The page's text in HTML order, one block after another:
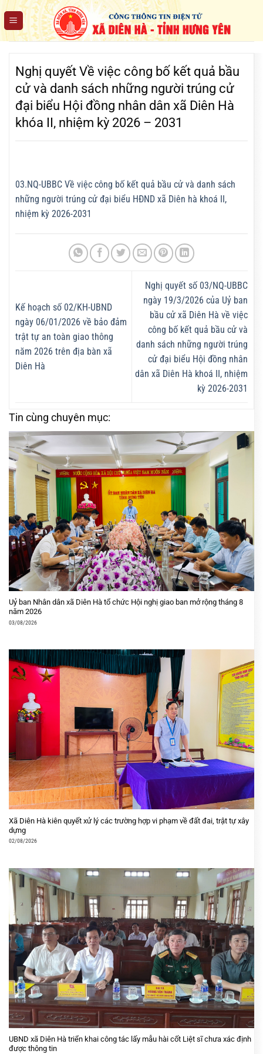
Chuyển
đến
nội
Nghị quyết Về việc công bố kết quả bầu
cử và danh sách những người trúng cử
đại biểu Hội đồng nhân dân xã Diên Hà
khóa II, nhiệm kỳ 2026 – 2031
03.NQ-UBBC Về việc công bố kết quả bầu cử và danh sách
những người trúng cử đại biểu HĐND xã Diên hà khoá II,
nhiệm kỳ 2026-2031
Kế hoạch số 02/KH-UBND
ngày 06/01/2026 về bảo đảm
trật tự an toàn giao thông
năm 2026 trên địa bàn xã
Diên Hà
Nghị quyết số 03/NQ-UBBC
ngày 19/3/2026 của Uỷ ban
bầu cử xã Diên Hà về việc
công bố kết quả bầu cử và
danh sách những người trúng
cử đại biểu Hội đồng nhân
dân xã Diên Hà khoá II, nhiệm
kỳ 2026-2031
Tin cùng chuyên mục:
Uỷ ban Nhân dân xã Diên Hà tổ chức Hội nghị giao ban mở rộng tháng 8
năm 2026
03/08/2026
Xã Diên Hà kiên quyết xử lý các trường hợp vi phạm về đất đai, trật tự xây
dựng
02/08/2026
UBND xã Diên Hà triển khai công tác lấy mẫu hài cốt Liệt sĩ chưa xác định
được thông tin